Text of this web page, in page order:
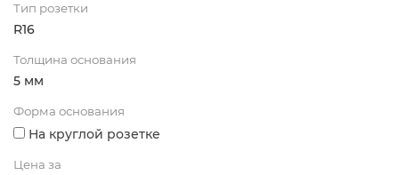
Тип розетки
R16
Толщина основания
5 мм
Форма основания
На круглой розетке
Цена за